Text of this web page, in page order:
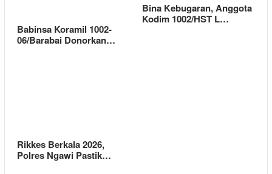
Babinsa Koramil 1002-
06/Barabai Donorkan…
Bina Kebugaran, Anggota
Kodim 1002/HST L…
Rikkes Berkala 2026,
Polres Ngawi Pastik…